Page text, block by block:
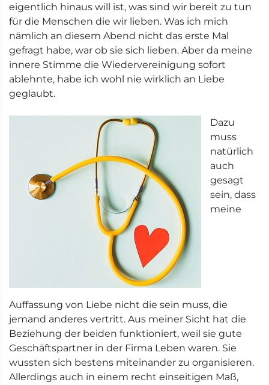
eigentlich hinaus will ist, was sind wir bereit zu tun
für die Menschen die wir lieben. Was ich mich
nämlich an diesem Abend nicht das erste Mal
gefragt habe, war ob sie sich lieben. Aber da meine
innere Stimme die Wiedervereinigung sofort
ablehnte, habe ich wohl nie wirklich an Liebe
geglaubt.
Dazu
muss
natürlich
auch
gesagt
sein, dass
meine
Auffassung von Liebe nicht die sein muss, die
jemand anderes vertritt. Aus meiner Sicht hat die
Beziehung der beiden funktioniert, weil sie gute
Geschäftspartner in der Firma Leben waren. Sie
wussten sich bestens miteinander zu organisieren.
Allerdings auch in einem recht einseitigen Maß,